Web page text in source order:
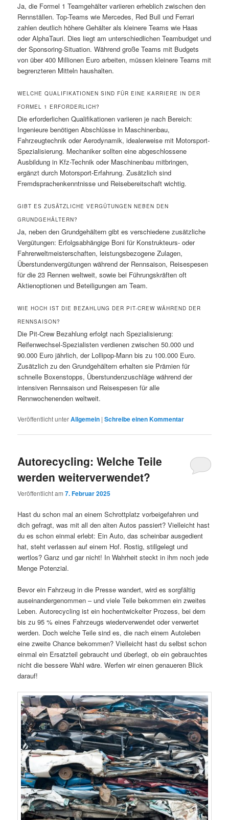
Ja, die Formel 1 Teamgehälter variieren erheblich zwischen den
Rennställen. Top-Teams wie Mercedes, Red Bull und Ferrari
zahlen deutlich höhere Gehälter als kleinere Teams wie Haas
oder AlphaTauri. Dies liegt am unterschiedlichen Teambudget und
der Sponsoring-Situation. Während große Teams mit Budgets
von über 400 Millionen Euro arbeiten, müssen kleinere Teams mit
begrenzteren Mitteln haushalten.
WELCHE QUALIFIKATIONEN SIND FÜR EINE KARRIERE IN DER
FORMEL 1 ERFORDERLICH?
Die erforderlichen Qualifikationen variieren je nach Bereich:
Ingenieure benötigen Abschlüsse in Maschinenbau,
Fahrzeugtechnik oder Aerodynamik, idealerweise mit Motorsport-
Spezialisierung. Mechaniker sollten eine abgeschlossene
Ausbildung in Kfz-Technik oder Maschinenbau mitbringen,
ergänzt durch Motorsport-Erfahrung. Zusätzlich sind
Fremdsprachenkenntnisse und Reisebereitschaft wichtig.
GIBT ES ZUSÄTZLICHE VERGÜTUNGEN NEBEN DEN
GRUNDGEHÄLTERN?
Ja, neben den Grundgehältern gibt es verschiedene zusätzliche
Vergütungen: Erfolgsabhängige Boni für Konstrukteurs- oder
Fahrerweltmeisterschaften, leistungsbezogene Zulagen,
Überstundenvergütungen während der Rennsaison, Reisespesen
für die 23 Rennen weltweit, sowie bei Führungskräften oft
Aktienoptionen und Beteiligungen am Team.
WIE HOCH IST DIE BEZAHLUNG DER PIT-CREW WÄHREND DER
RENNSAISON?
Die Pit-Crew Bezahlung erfolgt nach Spezialisierung:
Reifenwechsel-Spezialisten verdienen zwischen 50.000 und
90.000 Euro jährlich, der Lollipop-Mann bis zu 100.000 Euro.
Zusätzlich zu den Grundgehältern erhalten sie Prämien für
schnelle Boxenstopps, Überstundenzuschläge während der
intensiven Rennsaison und Reisespesen für alle
Rennwochenenden weltweit.
Veröffentlicht unterAllgemein |Schreibe einen Kommentar
Autorecycling: Welche Teile
werden weiterverwendet?
Veröffentlicht am7. Februar 2025
Hast du schon mal an einem Schrottplatz vorbeigefahren und
dich gefragt, was mit all den alten Autos passiert? Vielleicht hast
du es schon einmal erlebt: Ein Auto, das scheinbar ausgedient
hat, steht verlassen auf einem Hof. Rostig, stillgelegt und
wertlos? Ganz und gar nicht! In Wahrheit steckt in ihm noch jede
Menge Potenzial.
Bevor ein Fahrzeug in die Presse wandert, wird es sorgfältig
auseinandergenommen – und viele Teile bekommen ein zweites
Leben. Autorecycling ist ein hochentwickelter Prozess, bei dem
bis zu 95 % eines Fahrzeugs wiederverwendet oder verwertet
werden. Doch welche Teile sind es, die nach einem Autoleben
eine zweite Chance bekommen? Vielleicht hast du selbst schon
einmal ein Ersatzteil gebraucht und überlegt, ob ein gebrauchtes
nicht die bessere Wahl wäre. Werfen wir einen genaueren Blick
darauf!